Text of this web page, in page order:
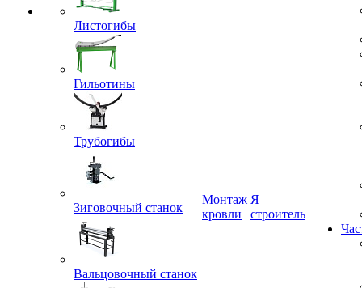
Листогибы
Гильотины
Трубогибы
Зиговочный станок
Вальцовочный станок
кровли
строитель